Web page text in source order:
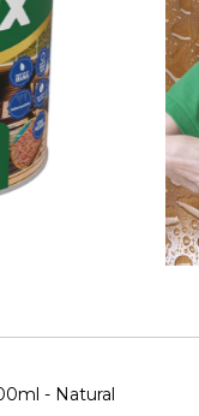
- Natural